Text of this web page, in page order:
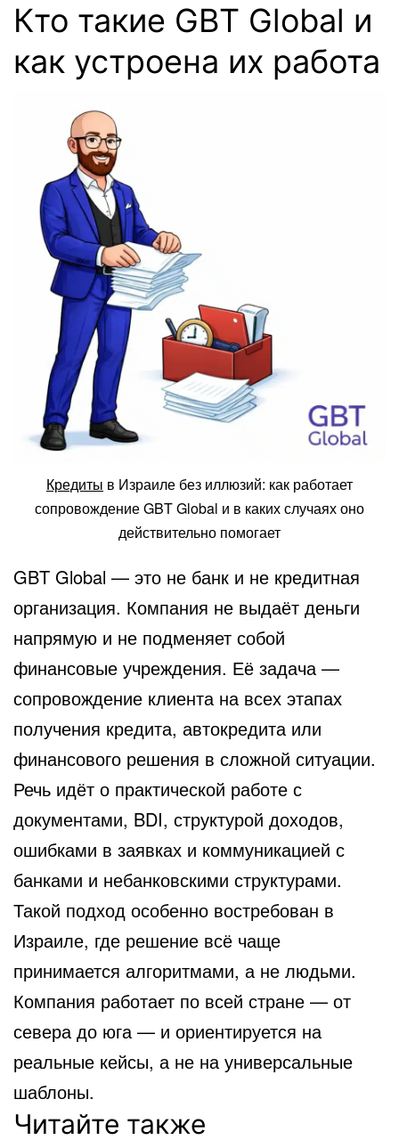
Кто такие GBT Global и
как устроена их работа
Кредиты в Израиле без иллюзий: как работает
сопровождение GBT Global и в каких случаях оно
действительно помогает
GBT Global — это не банк и не кредитная
организация. Компания не выдаёт деньги
напрямую и не подменяет собой
финансовые учреждения. Её задача —
сопровождение клиента на всех этапах
получения кредита, автокредита или
финансового решения в сложной ситуации.
Речь идёт о практической работе с
документами, BDI, структурой доходов,
ошибками в заявках и коммуникацией с
банками и небанковскими структурами.
Такой подход особенно востребован в
Израиле, где решение всё чаще
принимается алгоритмами, а не людьми.
Компания работает по всей стране — от
севера до юга — и ориентируется на
реальные кейсы, а не на универсальные
шаблоны.
Читайте также